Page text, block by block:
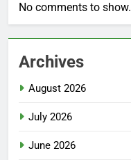
No comments to show.
Archives
August 2026
July 2026
June 2026